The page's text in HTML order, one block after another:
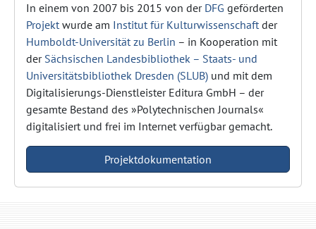
In einem von 2007 bis 2015 von der DFG geförderten
Projektwurde am Institut für Kulturwissenschaftder
Humboldt-Universität zu Berlin – in Kooperation mit
der Sächsischen Landesbibliothek – Staats- und
Universitätsbibliothek Dresden (SLUB) und mit dem
Digitalisierungs-Dienstleister Editura GmbH – der
gesamte Bestand des »Polytechnischen Journals«
digitalisiert und frei im Internet verfügbar gemacht.
Projektdokumentation